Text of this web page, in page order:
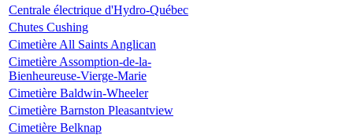
Centrale électrique d'Hydro-Québec
Chutes Cushing
Cimetière All Saints Anglican
Cimetière Assomption-de-la-
Bienheureuse-Vierge-Marie
Cimetière Baldwin-Wheeler
Cimetière Barnston Pleasantview
Cimetière Belknap